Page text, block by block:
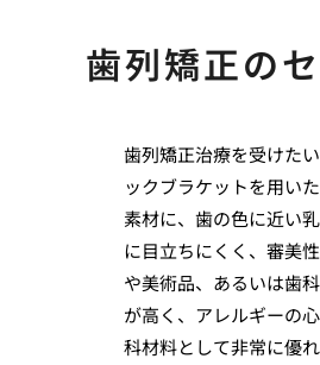
歯列矯正の
歯列矯正治療を受けた
ックブラケットを用い
素材に、歯の色に近い
に目立ちにくく、審美
や美術品、あるいは歯
が高く、アレルギーの
科材料として非常に優